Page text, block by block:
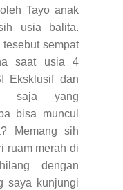
Tayo anak
usia balita.
sempat
saat usia 4
Eksklusif dan
saja yang
bisa muncul
Memang sih
ruam merah di
dengan
saya kunjungi